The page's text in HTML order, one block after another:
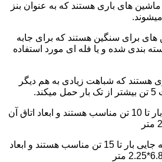
های باری هستند که به عنوان بنز
برای سنگین هستند که برای جابه
بندی شده و یا فله ای مورد استفاده
هستند که شباهت زیادی به هم دیگر
6 چرخ ها برای جابه جایی بار تا 10 تن مناسب هستند و ابعاد اتاق آن
همان 10 چرخ ها برای جابه جایی بار تا 15 تن مناسب هستند و ابعاد